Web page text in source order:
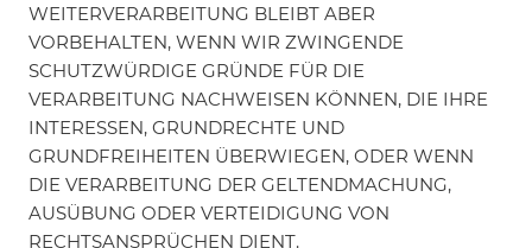
WEITERVERARBEITUNG BLEIBT ABER
VORBEHALTEN, WENN WIR ZWINGENDE
SCHUTZWÜRDIGE GRÜNDE FÜR DIE
VERARBEITUNG NACHWEISEN KÖNNEN, DIE IHRE
INTERESSEN, GRUNDRECHTE UND
GRUNDFREIHEITEN ÜBERWIEGEN, ODER WENN
DIE VERARBEITUNG DER GELTENDMACHUNG,
AUSÜBUNG ODER VERTEIDIGUNG VON
RECHTSANSPRÜCHEN DIENT.